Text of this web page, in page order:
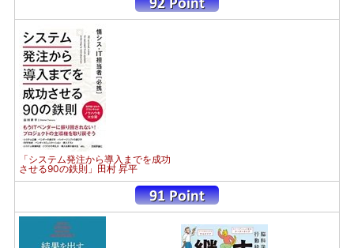
「システム発注から導入までを成功
させる90の鉄則」田村 昇平